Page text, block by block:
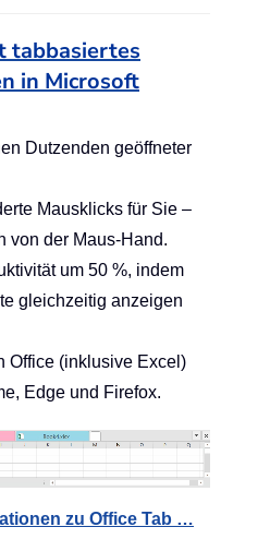
tabbasiertes
in Microsoft
Dutzenden geöffneter
Mausklicks für Sie –
von der Maus-Hand.
um 50 %, indem
gleichzeitig anzeigen
Office (inklusive Excel)
Edge und Firefox.
zu Office Tab …